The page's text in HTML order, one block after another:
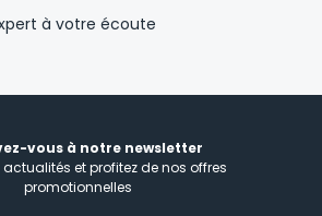
à votre écoute
vous à notre newsletter
actualités et profitez de nos offres
promotionnelles